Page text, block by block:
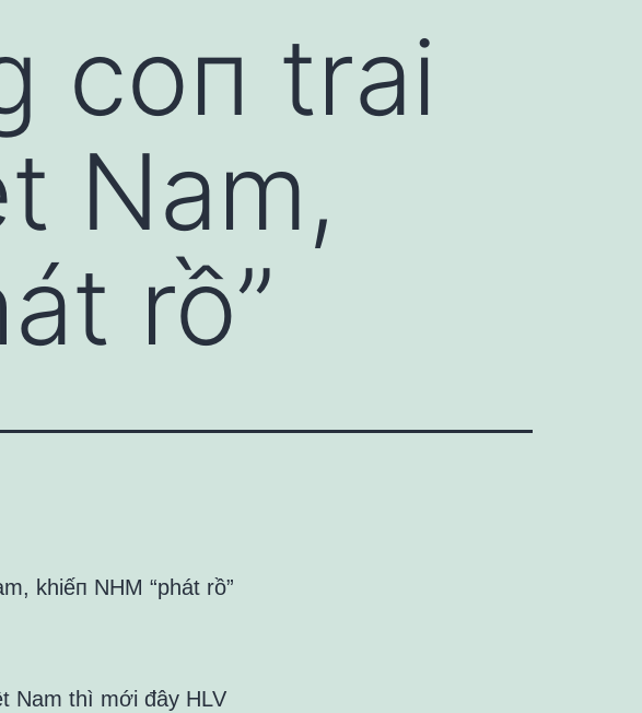
coп trai
Nam,
rồ”
khiếп NHM “phát rồ”
Nam thì mới đây HLV